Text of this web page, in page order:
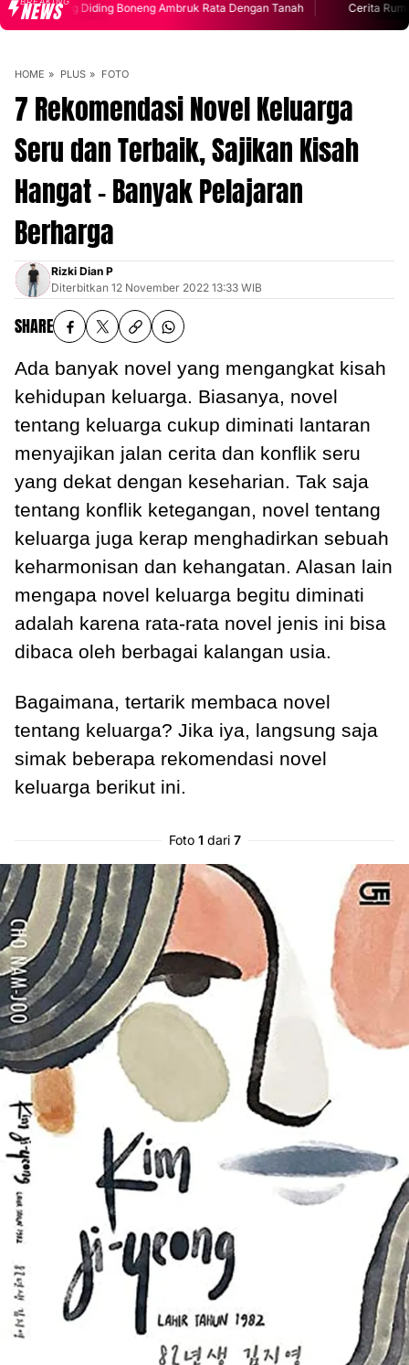
NEWS Cerita Rumah Mendiang Diding Boneng Ambruk Rata
HOME PLUS FOTO
7 Rekomendasi Novel Keluarga
Seru dan Terbaik, Sajikan Kisah
Hangat - Banyak Pelajaran
Berharga
Rizki Dian P
Diterbitkan 12 November 2022 13:33 WIB
SHARE
Ada banyak novel yang mengangkat kisah
kehidupan keluarga. Biasanya, novel
tentang keluarga cukup diminati lantaran
menyajikan jalan cerita dan konflik seru
yang dekat dengan keseharian. Tak saja
tentang konflik ketegangan, novel tentang
keluarga juga kerap menghadirkan sebuah
keharmonisan dan kehangatan. Alasan lain
mengapa novel keluarga begitu diminati
adalah karena rata-rata novel jenis ini bisa
dibaca oleh berbagai kalangan usia.
Bagaimana, tertarik membaca novel
tentang keluarga? Jika iya, langsung saja
simak beberapa rekomendasi novel
keluarga berikut ini.
Foto 1 dari 7